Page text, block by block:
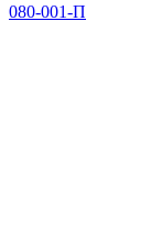
080-001-П